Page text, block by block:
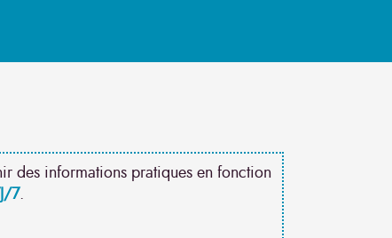
des informations pratiques en fonction
7.